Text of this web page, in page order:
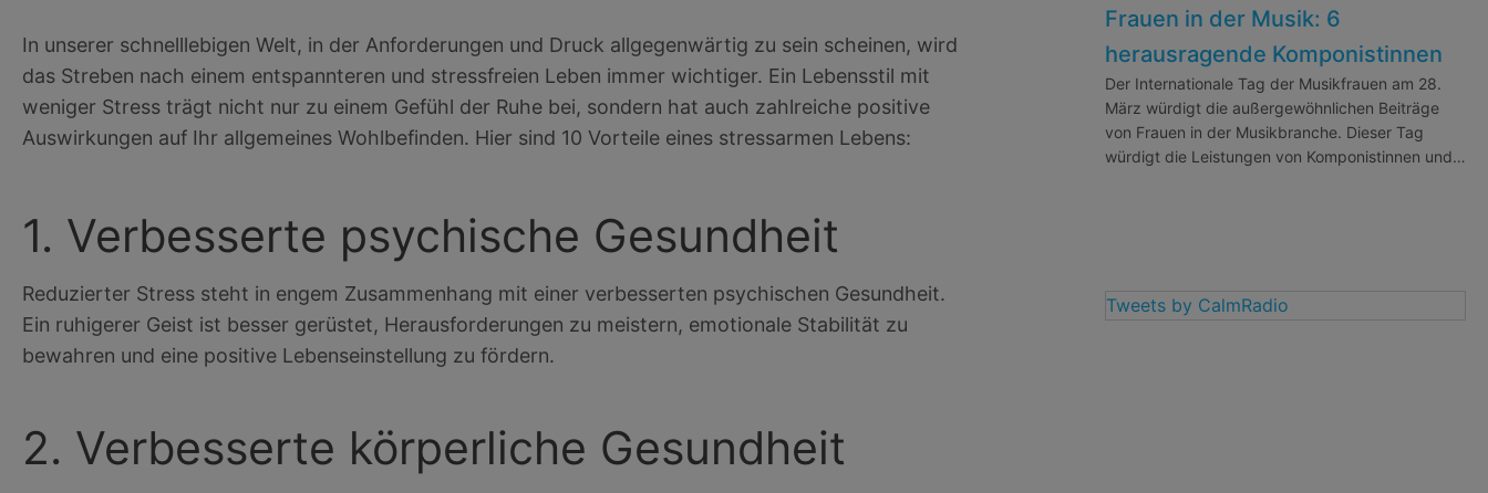
In unserer schnelllebigen Welt, in der Anforderungen und Druck allgegenwärtig zu sein scheinen, wird
das Streben nach einem entspannteren und stressfreien Leben immer wichtiger. Ein Lebensstil mit
weniger Stress trägt nicht nur zu einem Gefühl der Ruhe bei, sondern hat auch zahlreiche positive
Auswirkungen auf Ihr allgemeines Wohlbefinden. Hier sind 10 Vorteile eines stressarmen Lebens:
1. Verbesserte psychische Gesundheit
Reduzierter Stress steht in engem Zusammenhang mit einer verbesserten psychischen Gesundheit.
Ein ruhigerer Geist ist besser gerüstet, Herausforderungen zu meistern, emotionale Stabilität zu
bewahren und eine positive Lebenseinstellung zu fördern.
2. Verbesserte körperliche Gesundheit
Frauen in der Musik: 6
herausragende Komponistinnen
Der Internationale Tag der Musikfrauen am 28.
März würdigt die außergewöhnlichen Beiträge
von Frauen in der Musikbranche. Dieser Tag
würdigt die Leistungen von Komponistinnen und…
Tweets by CalmRadio